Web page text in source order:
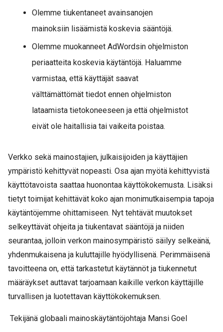
Olemme tiukentaneet avainsanojen
mainoksiin lisäämistä koskevia sääntöjä.
Olemme muokanneet AdWordsin ohjelmiston
periaatteita koskevia käytäntöjä. Haluamme
varmistaa, että käyttäjät saavat
välttämättömät tiedot ennen ohjelmiston
lataamista tietokoneeseen ja että ohjelmistot
eivät ole haitallisia tai vaikeita poistaa.
Verkko sekä mainostajien, julkaisijoiden ja käyttäjien
ympäristö kehittyvät nopeasti. Osa ajan myötä kehittyvistä
käyttötavoista saattaa huonontaa käyttökokemusta. Lisäksi
tietyt toimijat kehittävät koko ajan monimutkaisempia tapoja
käytäntöjemme ohittamiseen. Nyt tehtävät muutokset
selkeyttävät ohjeita ja tiukentavat sääntöjä ja niiden
seurantaa, jolloin verkon mainosympäristö säilyy selkeänä,
yhdenmukaisena ja kuluttajille hyödyllisenä. Perimmäisenä
tavoitteena on, että tarkastetut käytännöt ja tiukennetut
määräykset auttavat tarjoamaan kaikille verkon käyttäjille
turvallisen ja luotettavan käyttökokemuksen.
Tekijänä globaali mainoskäytäntöjohtaja Mansi Goel